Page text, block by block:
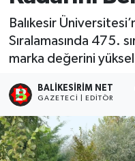
Balıkesir
Sıralamasında 475.
marka değerini
BALIKESIRIM NET
GAZETECI | EDITÖR